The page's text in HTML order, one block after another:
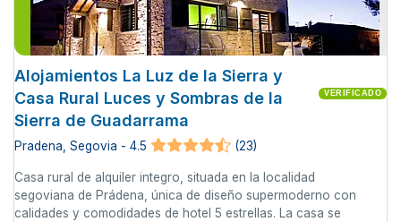
Alojamientos La Luz de la Sierra y
Casa Rural Luces y Sombras de la
Sierra de Guadarrama
VERIFICADO
Pradena, Segovia - 4.5 (23)
Casa rural de alquiler integro, situada en la localidad
segoviana de Prádena, única de diseño supermoderno con
calidades y comodidades de hotel 5 estrellas. La casa se